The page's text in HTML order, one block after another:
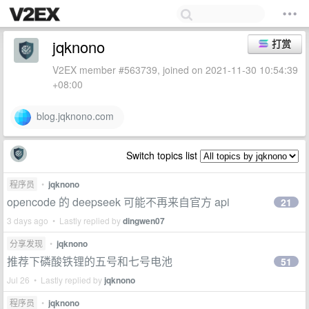
打赏
jqknono
V2EX member #563739, joined on 2021-11-30 10:54:39
+08:00
blog.jqknono.com
Switch topics list
程序员 • jqknono
opencode 的 deepseek 可能不再来自官方 api
3 days ago • Lastly replied bydingwen07
21
分享发现 • jqknono
推荐下磷酸铁锂的五号和七号电池
Jul 26 • Lastly replied by jqknono
51
程序员 • jqknono